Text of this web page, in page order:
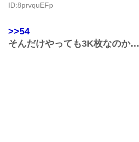
ID:8prvquEFp
>>54
そんだけやっても3K枚なのか…